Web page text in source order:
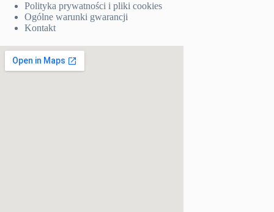
Polityka prywatności i pliki cookies
Ogólne warunki gwarancji
Kontakt